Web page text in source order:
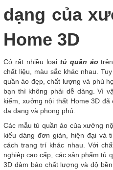
dạng của
Home 3D
Có rất nhiều loại tủ quần áo
chất liệu, màu sắc khác nhau.
quần áo đẹp, chất lượng và phù
bạn thì không phải dễ dàng. Vì
kiếm, xưởng nội thất Home 3D
đa dạng và phong phú.
Các mẫu tủ quần áo của xưởng
kiểu dáng đơn giản, hiện đại và
cách trang trí khác nhau. Với
nghiệp cao cấp, các sản phẩm tủ
3D đảm bảo chất lượng và độ